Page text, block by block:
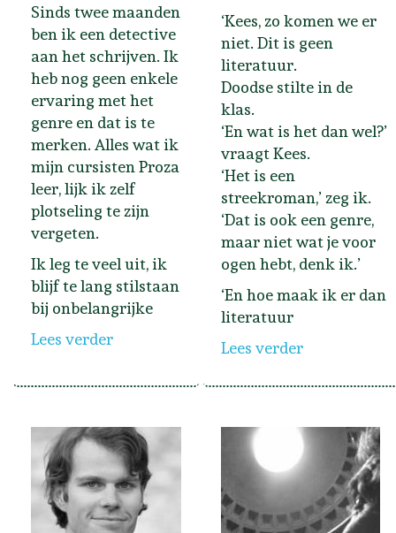
Sinds twee maanden
ben ik een detective
aan het schrijven. Ik
heb nog geen enkele
ervaring met het
genre en dat is te
merken. Alles wat ik
mijn cursisten Proza
leer, lijk ik zelf
plotseling te zijn
vergeten.
Ik leg te veel uit, ik
blijf te lang stilstaan
bij onbelangrijke
Lees verder
‘Kees, zo komen we er
niet. Dit is geen
literatuur.
Doodse stilte in de
klas.
‘En wat is het dan wel?’
vraagt Kees.
‘Het is een
streekroman,’ zeg ik.
‘Dat is ook een genre,
maar niet wat je voor
ogen hebt, denk ik.’
‘En hoe maak ik er dan
literatuur
Lees verder